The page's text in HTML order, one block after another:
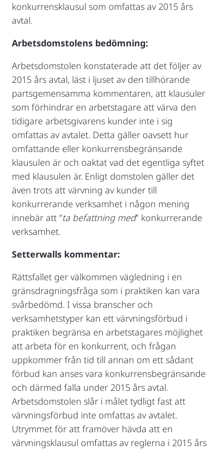
konkurrensklausul som omfattas av 2015 års
avtal.
Arbetsdomstolens bedömning:
Arbetsdomstolen konstaterade att det följer av
2015 års avtal, läst i ljuset av den tillhörande
partsgemensamma kommentaren, att klausuler
som förhindrar en arbetstagare att värva den
tidigare arbetsgivarens kunder inte i sig
omfattas av avtalet. Detta gäller oavsett hur
omfattande eller konkurrensbegränsande
klausulen är och oaktat vad det egentliga syftet
med klausulen är. Enligt domstolen gäller det
även trots att värvning av kunder till
konkurrerande verksamhet i någon mening
innebär att ”ta befattning med” konkurrerande
verksamhet.
Setterwalls kommentar:
Rättsfallet ger välkommen vägledning i en
gränsdragningsfråga som i praktiken kan vara
svårbedömd. I vissa branscher och
verksamhetstyper kan ett värvningsförbud i
praktiken begränsa en arbetstagares möjlighet
att arbeta för en konkurrent, och frågan
uppkommer från tid till annan om ett sådant
förbud kan anses vara konkurrensbegränsande
och därmed falla under 2015 års avtal.
Arbetsdomstolen slår i målet tydligt fast att
värvningsförbud inte omfattas av avtalet.
Utrymmet för att framöver hävda att en
värvningsklausul omfattas av reglerna i 2015 års